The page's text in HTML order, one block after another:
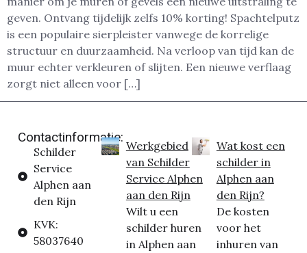
geven. Ontvang tijdelijk zelfs 10% korting! Spachtelputz
is een populaire sierpleister vanwege de korrelige
structuur en duurzaamheid. Na verloop van tijd kan de
muur echter verkleuren of slijten. Een nieuwe verflaag
zorgt niet alleen voor […]
Contactinformatie:
Schilder
Service
Alphen aan
den Rijn
KVK:
58037640
Werkgebied
van Schilder
Service Alphen
aan den Rijn
Wilt u een
schilder huren
in Alphen aan
Wat kost een
schilder in
Alphen aan
den Rijn?
De kosten
voor het
inhuren van